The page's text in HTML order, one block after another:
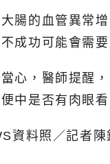
腸的血管異常
成功可能會需
心，醫師提醒
中是否有肉眼看
資料照／記者陳